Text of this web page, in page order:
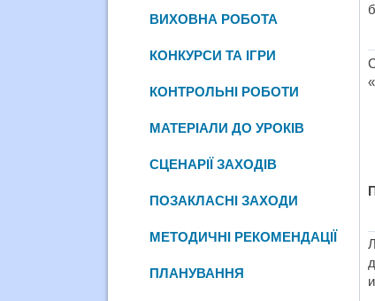
ВИХОВНА РОБОТА
КОНКУРСИ ТА ІГРИ
КОНТРОЛЬНІ РОБОТИ
МАТЕРІАЛИ ДО УРОКІВ
СЦЕНАРІЇ ЗАХОДІВ
ПОЗАКЛАСНІ ЗАХОДИ
МЕТОДИЧНІ РЕКОМЕНДАЦІЇ
ПЛАНУВАННЯ